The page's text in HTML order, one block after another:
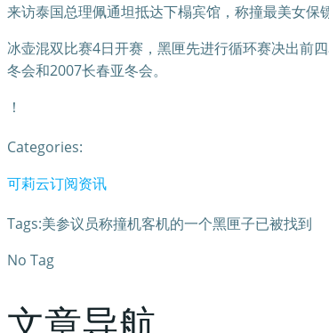
来访泰国总理佩通坦抵达下榻宾馆，称撞最美女
冰壶混双比赛4日开赛，黑匣先进行循环赛决出前
冬会和2007长春亚冬会。
！
Categories:
可莉云订阅资讯
Tags:美参议员称撞机客机的一个黑匣子已被找到
No Tag